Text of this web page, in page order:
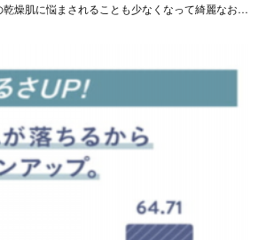
乾燥肌に悩まされることも少なくなって綺麗なお…